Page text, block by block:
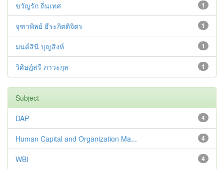
1
ขวัญรัก ถิ่นเทศ
1
จุฑาพิพย์ ธีระกิตติจิตร
1
มนต์สินี บุญสิงห์
1
วิศิษฎ์สรี ภาวะกุล
Subject
4
DAP
4
Human Capital and Organization Ma...
4
WBI